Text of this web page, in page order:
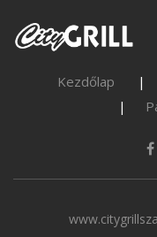
Kezdőlap